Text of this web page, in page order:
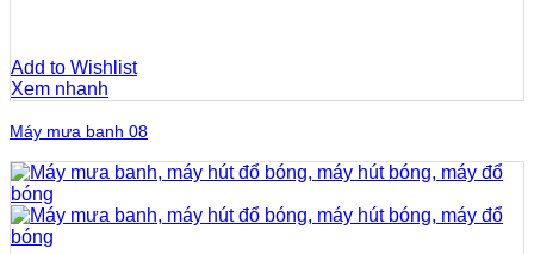
Add to Wishlist
Xem nhanh
Máy mưa banh 08